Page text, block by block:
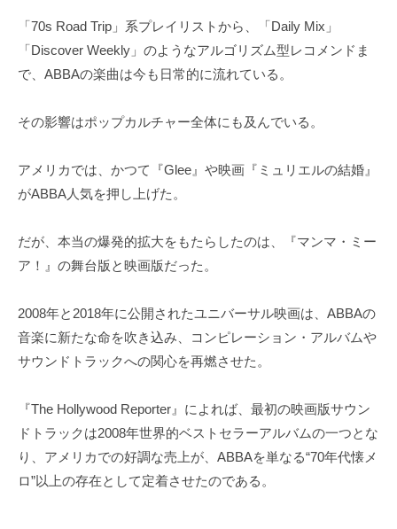
「70s Road Trip」系プレイリストから、「Daily Mix」
「Discover Weekly」のようなアルゴリズム型レコメンドま
で、ABBAの楽曲は今も日常的に流れている。
その影響はポップカルチャー全体にも及んでいる。
アメリカでは、かつて『Glee』や映画『ミュリエルの結婚』
がABBA人気を押し上げた。
だが、本当の爆発的拡大をもたらしたのは、『マンマ・ミー
ア！』の舞台版と映画版だった。
2008年と2018年に公開されたユニバーサル映画は、ABBAの
音楽に新たな命を吹き込み、コンピレーション・アルバムや
サウンドトラックへの関心を再燃させた。
『The Hollywood Reporter』によれば、最初の映画版サウン
ドトラックは2008年世界的ベストセラーアルバムの一つとな
り、アメリカでの好調な売上が、ABBAを単なる“70年代懐メ
ロ”以上の存在として定着させたのである。